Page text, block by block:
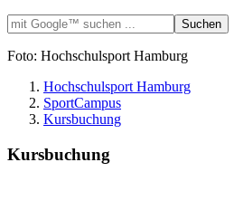
Foto: Hochschulsport Hamburg
Hochschulsport Hamburg
SportCampus
Kursbuchung
Kursbuchung